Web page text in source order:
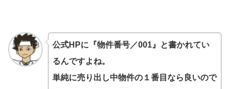
公式HPに『物件番号／001』と書かれてい
るんですよね。
単純に売り出し中物件の１番目なら良いので